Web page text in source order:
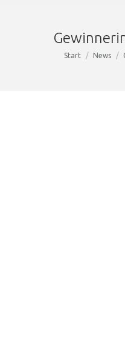
Sie befinden
Start News